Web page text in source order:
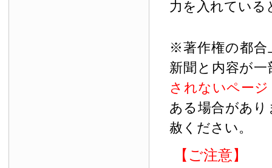
力を入れている
※著作権の都合
新聞と内容が
されないペー
ある場合があ
赦ください。
【ご注意】